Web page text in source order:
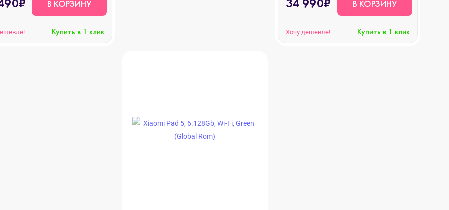
В КОРЗИНУ
Купить в 1 клик
В КОРЗИНУ
Хочу дешевле! Купить в 1 клик